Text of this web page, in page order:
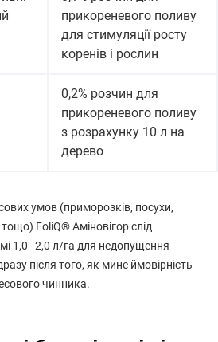
прикореневого поливу
для стимуляції росту
коренів і рослин
0,2% розчин для
прикореневого поливу
з розрахунку 10 л на
дерево
умов (приморозків, посухи,
FoliQ® Аміновігор слід
1,0–2,0 л/га для недопущення
після того, як мине ймовірність
чинника.